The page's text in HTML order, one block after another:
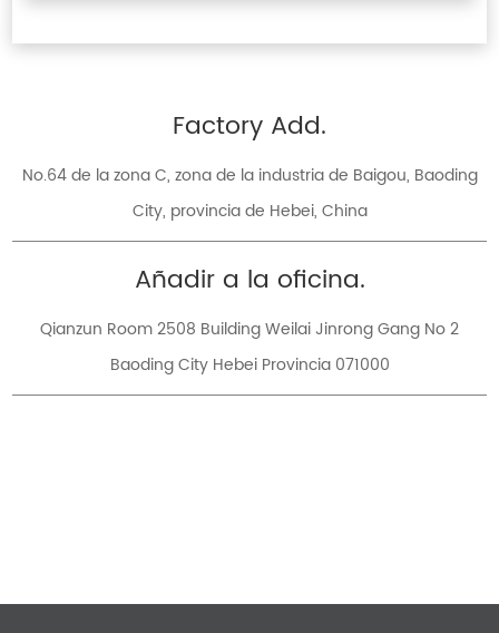
Factory Add.
No.64 de la zona C, zona de la industria de Baigou, Baoding
City, provincia de Hebei, China
Añadir a la oficina.
Qianzun Room 2508 Building Weilai Jinrong Gang No 2
Baoding City Hebei Provincia 071000